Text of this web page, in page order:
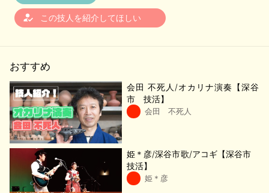
how_to_reg この技人を紹介してほしい
おすすめ
会田 不死人/オカリナ演奏【深谷
市 技活】
会田 不死人
姫＊彦/深谷市歌/アコギ【深谷市
技活】
姫＊彦